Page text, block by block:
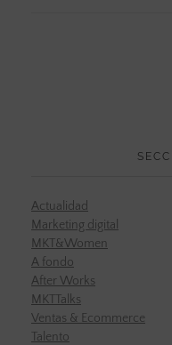
Actualidad
Marketing digital
MKT&Women
A fondo
After Works
MKTTalks
Ventas & Ecommerce
Talento